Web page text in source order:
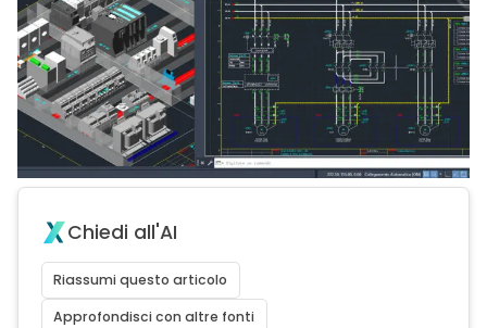
Chiedi all'AI
Riassumi questo articolo
Approfondisci con altre fonti